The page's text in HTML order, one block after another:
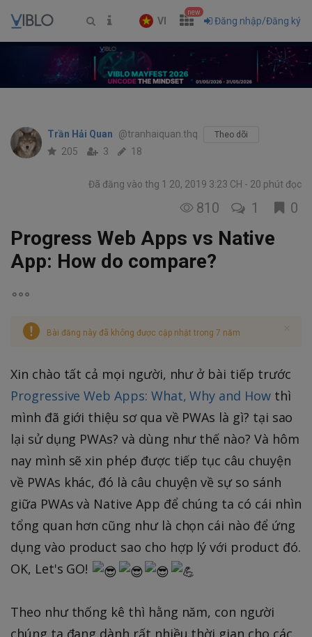
VI
new
Đăng nhập/Đăng ký
Trần Hải Quan @tranhaiquan.thq Theo dõi
205 3 18
Đã đăng vào thg 1 20, 2019 3:23 CH 20 phút đọc
810 1 0
Progress Web Apps vs Native
App: How do compare?
Bài đăng này đã không được cập nhật trong 7 năm
Xin chào tất cả mọi người, như ở bài tiếp trước
Progressive Web Apps: What, Why and Howthì
mình đã giới thiệu sơ qua về PWAs là gì? tại sao
lại sử dụng PWAs? và dùng như thế nào? Và hôm
nay mình sẽ xin phép được tiếp tục câu chuyện
về PWAs khác, đó là câu chuyện về sự so sánh
giữa PWAs và Native App để chúng ta có cái nhìn
tổng quan hơn cũng như là chọn cái nào để ứng
dụng vào product sao cho hợp lý với product đó.
OK, Let's GO!
Theo như thống kê thì hằng năm, con người
chúng ta đang dành rất nhiều thời gian cho các